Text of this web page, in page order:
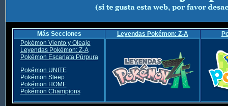
Más Secciones Leyendas Pokémon: Z-A
Pokémon Viento y Oleaje
Leyendas Pokémon: Z-A
Pokémon Escarlata Púrpura
Pokémon UNITE
Pokémon Sleep
Pokémon HOME
Pokémon Champions